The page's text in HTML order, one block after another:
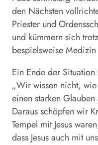
den Nächsten
Priester und
und kümmern sich
bespielsweise
Ein Ende der
„Wir wissen nicht,
einen starken
Daraus schöpfen wir
Tempel mit Jesus
dass Jesus auch mit